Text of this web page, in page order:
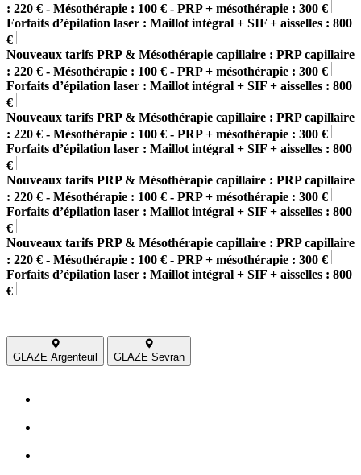
: 220 € - Mésothérapie : 100 € - PRP + mésothérapie : 300 €
Forfaits d’épilation laser : Maillot intégral + SIF + aisselles : 800
€
Nouveaux tarifs PRP & Mésothérapie capillaire : PRP capillaire
: 220 € - Mésothérapie : 100 € - PRP + mésothérapie : 300 €
Forfaits d’épilation laser : Maillot intégral + SIF + aisselles : 800
€
Nouveaux tarifs PRP & Mésothérapie capillaire : PRP capillaire
: 220 € - Mésothérapie : 100 € - PRP + mésothérapie : 300 €
Forfaits d’épilation laser : Maillot intégral + SIF + aisselles : 800
€
Nouveaux tarifs PRP & Mésothérapie capillaire : PRP capillaire
: 220 € - Mésothérapie : 100 € - PRP + mésothérapie : 300 €
Forfaits d’épilation laser : Maillot intégral + SIF + aisselles : 800
€
Nouveaux tarifs PRP & Mésothérapie capillaire : PRP capillaire
: 220 € - Mésothérapie : 100 € - PRP + mésothérapie : 300 €
Forfaits d’épilation laser : Maillot intégral + SIF + aisselles : 800
€
GLAZE Argenteuil GLAZE Sevran